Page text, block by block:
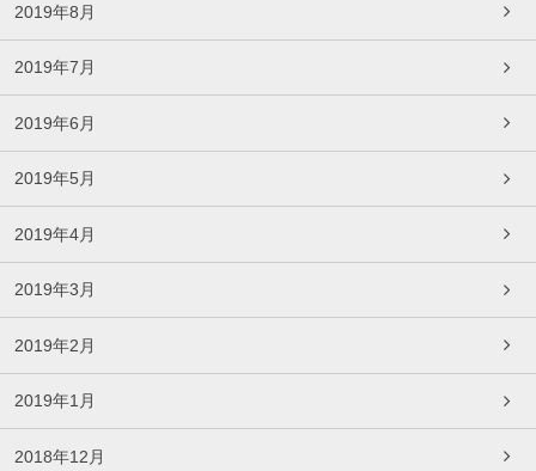
2019年8月
2019年7月
2019年6月
2019年5月
2019年4月
2019年3月
2019年2月
2019年1月
2018年12月